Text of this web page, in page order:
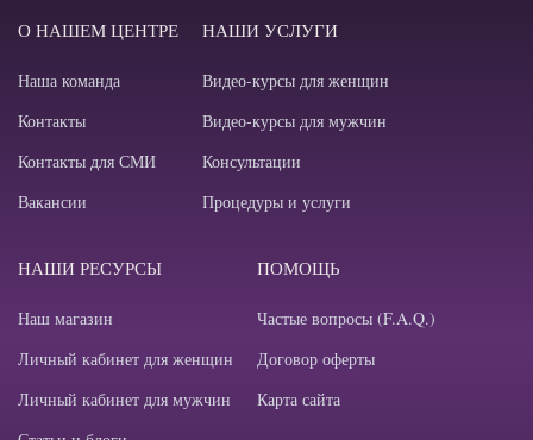
О НАШЕМ ЦЕНТРЕ
Наша команда
Контакты
Контакты для СМИ
Вакансии
НАШИ УСЛУГИ
Видео-курсы для женщин
Видео-курсы для мужчин
Консультации
Процедуры и услуги
НАШИ РЕСУРСЫ
Наш магазин
Личный кабинет для женщин
Личный кабинет для мужчин
ПОМОЩЬ
Частые вопросы (F.A.Q.)
Договор оферты
Карта сайта